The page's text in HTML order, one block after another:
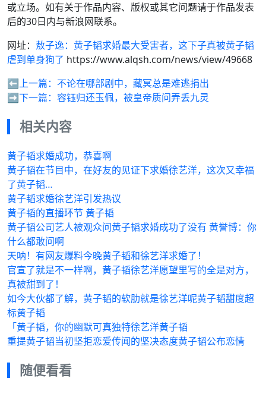
或立场。如有关于作品内容、版权或其它问题请于作品发表
后的30日内与新浪网联系。
网址： 敖子逸：黄子韬求婚最大受害者，这下子真被黄子韬
虐到单身狗了 https://www.alqsh.com/news/view/49668
⬅️上一篇： 不论在哪部剧中，藏冥总是难逃捐出
➡️下一篇： 容钰归还玉佩，被皇帝质问弄丢九灵
相关内容
黄子韬求婚成功，恭喜啊
黄子韬在节目中，在好友的见证下求婚徐艺洋，这次又幸福
了黄子韬…
黄子韬求婚徐艺洋引发热议
黄子韬的直播环节 黄子韬
黄子韬公司艺人被观众问黄子韬求婚成功了没有 黄誉博：你
什么都敢问啊
天呐！有网友爆料今晚黄子韬和徐艺洋求婚了！
官宣了就是不一样啊，黄子韬徐艺洋愿望里写的全是对方，
真被甜到了！
如今大伙都了解，黄子韬的软肋就是徐艺洋呢黄子韬甜度超
标黄子韬
「黄子韬，你的幽默可真独特徐艺洋黄子韬
重提黄子韬当初坚拒恋爱传闻的坚决态度黄子韬公布恋情
随便看看